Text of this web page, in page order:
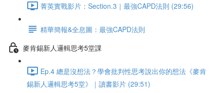
菁英實戰影片：Section.3｜最強CAPD法則 (29:56)
精華簡報&全息圖：最強CAPD法則
麥肯錫新人邏輯思考5堂課
Ep.4 總是沒想法？學會批判性思考說出你的想法《麥肯
錫新人邏輯思考5堂》｜讀書影片 (29:51)